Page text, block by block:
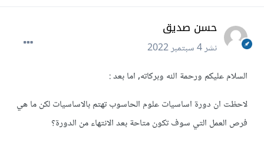
حسن صديق
نشر4 سبتمبر 2022
السلام عليكم ورحمة الله وبركاته, اما بعد :
لاحظت ان دورة اساسيات علوم الحاسوب تهتم بالاساسيات لكن ما هي
فرص العمل التي سوف تكون متاحة بعد الانتهاء من الدورة؟